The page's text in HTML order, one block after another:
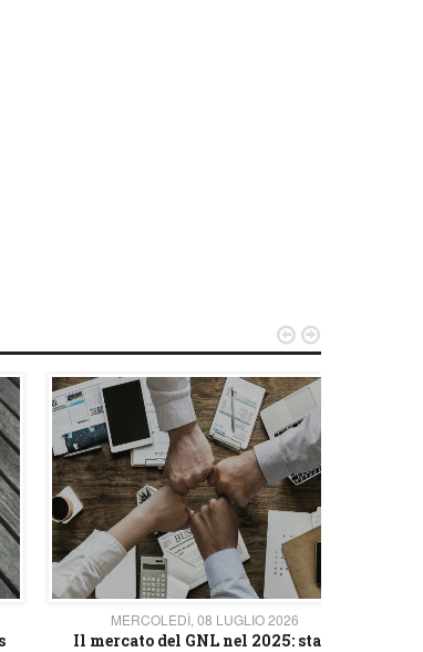
MERCOLEDÌ, 08 LUGLIO 2026
Il mercato del GNL nel 2025: stato
 